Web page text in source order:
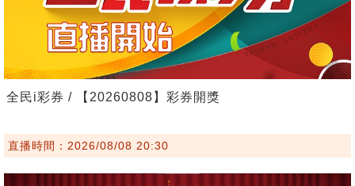
全民i彩券 / 【20260808】彩券開獎
直播時間：2026/08/08 20:30